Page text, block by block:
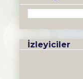
İzleyiciler